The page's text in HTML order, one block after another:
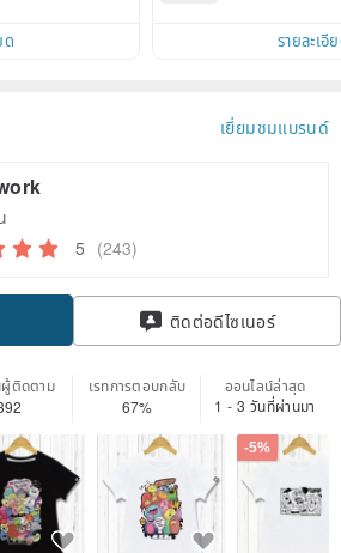
ด
รายละเอี
เยี่ยมชมแบรนด์
5 (243)
ติดต่อดีไซเนอร์
ผู้ติดตาม
เรทการตอบกลับ
67%
ออนไลน์ล่าสุด
1 - 3 วันที่ผ่านมา
-5%